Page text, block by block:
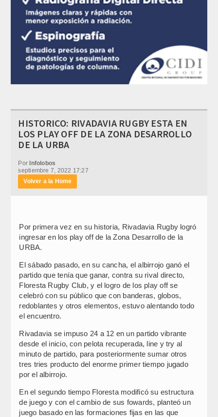
HISTORICO: RIVADAVIA RUGBY ESTA EN
LOS PLAY OFF DE LA ZONA DESARROLLO
DE LA URBA
PorInfolobos
septiembre 7, 2022 17:27
Volver a la Home
Por primera vez en su historia, Rivadavia Rugby logró
ingresar en los play off de la Zona Desarrollo de la
URBA.
El sábado pasado, en su cancha, el albirrojo ganó el
partido que tenía que ganar, contra su rival directo,
Floresta Rugby Club, y el logro de los play off se
celebró con su público que con banderas, globos,
redoblantes y otros elementos, estuvo alentando todo
el encuentro.
Rivadavia se impuso 24 a 12 en un partido vibrante
desde el inicio, con pelota recuperada, line y try al
minuto de partido, para posteriormente sumar otros
tres tries producto del enorme primer tiempo jugado
por el albirrojo.
En el segundo tiempo Floresta modificó su estructura
de juego y con el cambio de sus fowards, planteó un
juego basado en las formaciones fijas en las que